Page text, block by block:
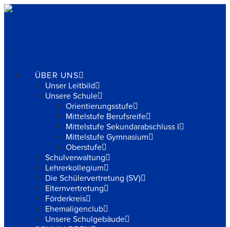
ÜBER UNS
Unser Leitbild
Unsere Schule
Orientierungsstufe
Mittelstufe Berufsreife
Mittelstufe Sekundarabschluss I
Mittelstufe Gymnasium
Oberstufe
Schulverwaltung
Lehrerkollegium
Die Schülervertretung (SV)
Elternvertretung
Förderkreis
Ehemaligenclub
Unsere Schulgebäude